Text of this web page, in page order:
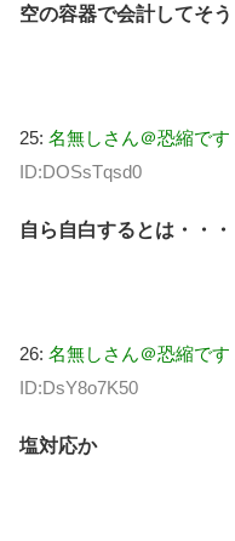
空の容器で会計してそう
25: 名無しさん＠恐縮です
ID:DOSsTqsd0
自ら自白するとは・・・
26: 名無しさん＠恐縮です
ID:DsY8o7K50
塩対応か